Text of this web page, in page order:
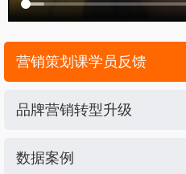
营销策划课学员反馈
品牌营销转型升级
数据案例